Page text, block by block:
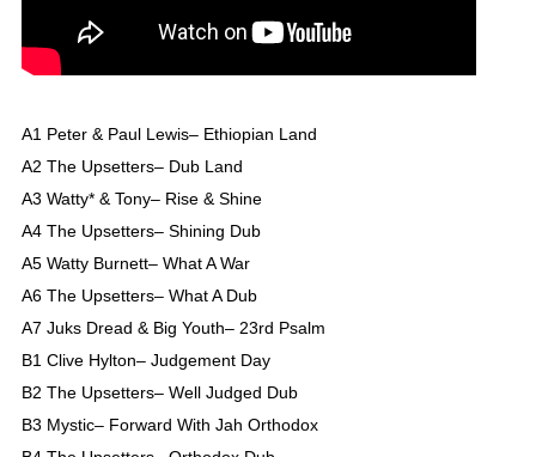
A1 Peter & Paul Lewis– Ethiopian Land
A2 The Upsetters– Dub Land
A3 Watty* & Tony– Rise & Shine
A4 The Upsetters– Shining Dub
A5 Watty Burnett– What A War
A6 The Upsetters– What A Dub
A7 Juks Dread & Big Youth– 23rd Psalm
B1 Clive Hylton– Judgement Day
B2 The Upsetters– Well Judged Dub
B3 Mystic– Forward With Jah Orthodox